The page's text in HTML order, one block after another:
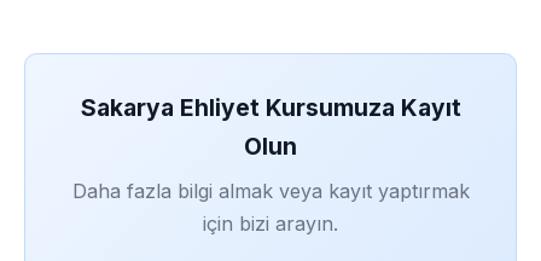
Sakarya Ehliyet Kursumuza Kayıt
Olun
Daha fazla bilgi almak veya kayıt yaptırmak
için bizi arayın.